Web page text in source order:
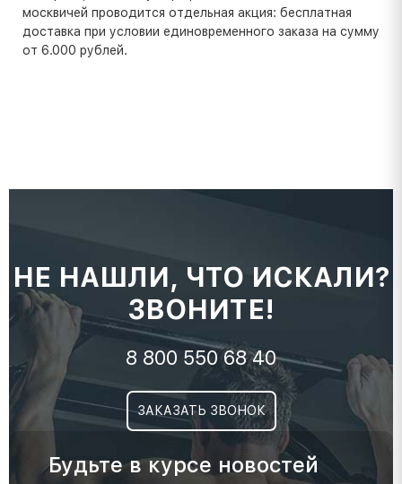
москвичей проводится отдельная акция: бесплатная
доставка при условии единовременного заказа на сумму
от 6.000 рублей.
НЕ НАШЛИ, ЧТО ИСКАЛИ?
ЗВОНИТЕ!
8 800 550 68 40
ЗАКАЗАТЬ ЗВОНОК
Будьте в курсе новостей